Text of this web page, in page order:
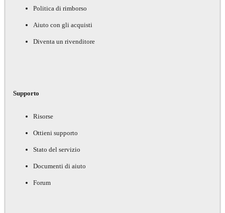
Politica di rimborso
Aiuto con gli acquisti
Diventa un rivenditore
Supporto
Risorse
Ottieni supporto
Stato del servizio
Documenti di aiuto
Forum